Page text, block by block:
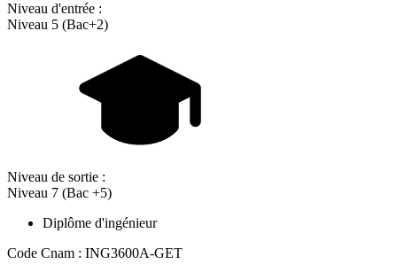
Niveau d'entrée :
Niveau 5 (Bac+2)
Niveau de sortie :
Niveau 7 (Bac +5)
Diplôme d'ingénieur
Code Cnam : ING3600A-GET